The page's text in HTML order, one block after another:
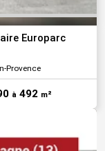
Europarc
Provence
à 492 m²